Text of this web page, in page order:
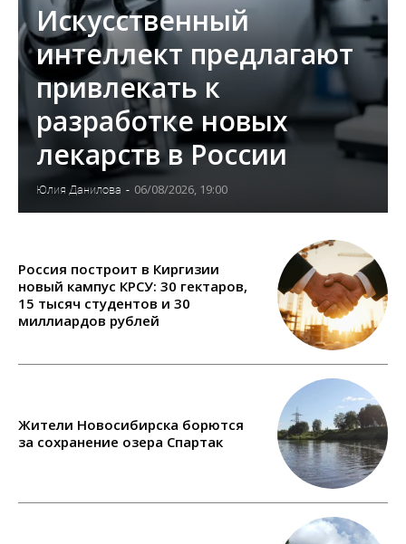
Искусственный
интеллект предлагают
привлекать к
разработке новых
лекарств в России
Юлия Данилова - 06/08/2026, 19:00
Россия построит в Киргизии
новый кампус КРСУ: 30 гектаров,
15 тысяч студентов и 30
миллиардов рублей
Жители Новосибирска борются
за сохранение озера Спартак